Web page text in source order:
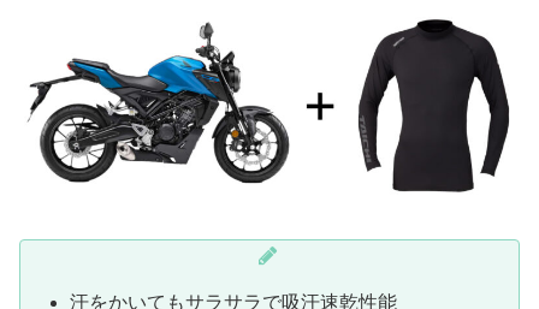
汗をかいてもサラサラで吸汗速乾性能